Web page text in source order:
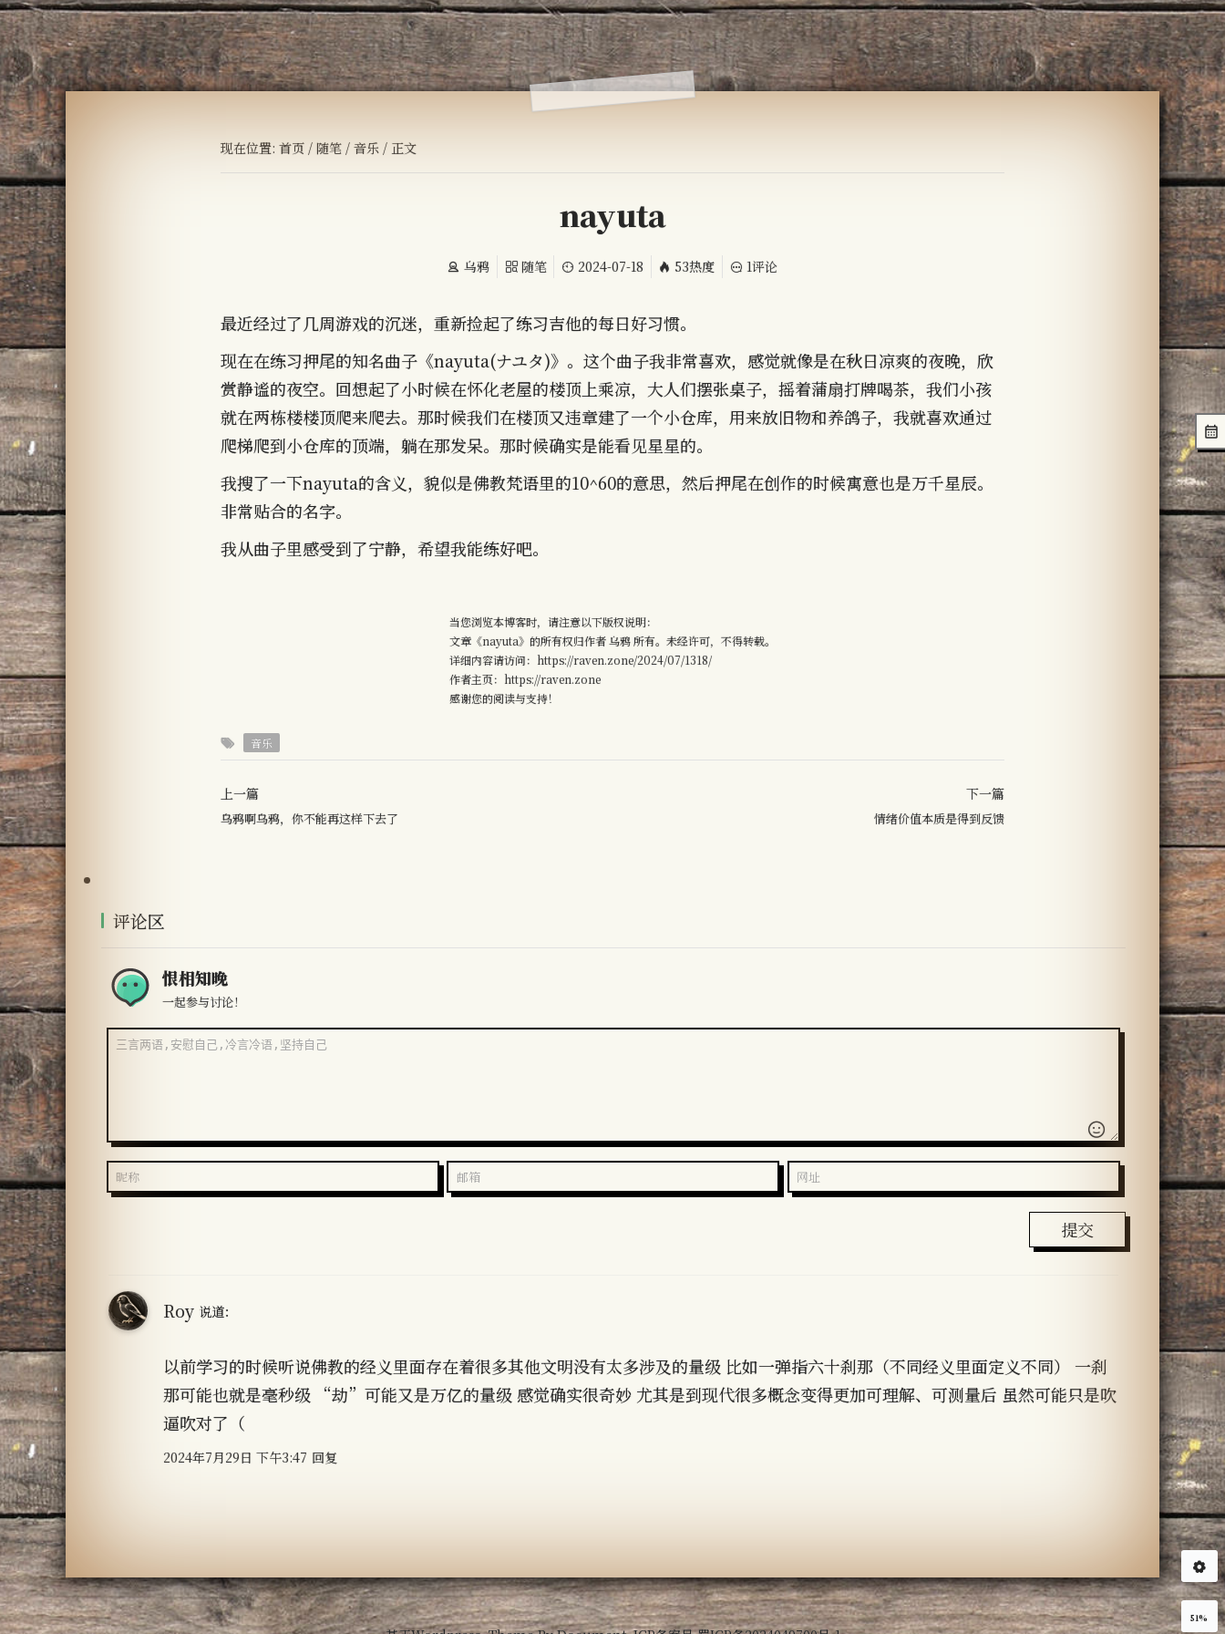
现在位置: 首页 / 随笔 / 音乐 / 正文
nayuta
乌鸦 随笔 2024-07-18 53热度 1评论
最近经过了几周游戏的沉迷，重新捡起了练习吉他的每日好习惯。
现在在练习押尾的知名曲子《nayuta(ナユタ)》。这个曲子我非常喜欢，感觉就像是在秋日凉爽的夜晚，欣
赏静谧的夜空。回想起了小时候在怀化老屋的楼顶上乘凉，大人们摆张桌子，摇着蒲扇打牌喝茶，我们小孩
就在两栋楼楼顶爬来爬去。那时候我们在楼顶又违章建了一个小仓库，用来放旧物和养鸽子，我就喜欢通过
爬梯爬到小仓库的顶端，躺在那发呆。那时候确实是能看见星星的。
我搜了一下nayuta的含义，貌似是佛教梵语里的10^60的意思，然后押尾在创作的时候寓意也是万千星辰。
非常贴合的名字。
我从曲子里感受到了宁静，希望我能练好吧。
当您浏览本博客时，请注意以下版权说明：
文章《nayuta》的所有权归作者 乌鸦 所有。未经许可，不得转载。
详细内容请访问：https://raven.zone/2024/07/1318/
作者主页：https://raven.zone
感谢您的阅读与支持！
音乐
上一篇
乌鸦啊乌鸦，你不能再这样下去了
下一篇
情绪价值本质是得到反馈
评论区
恨相知晚
一起参与讨论！
提交
Roy 说道：
2024年7月29日 下午3:47
以前学习的时候听说佛教的经义里面存在着很多其他文明没有太多涉及的量级 比如一弹指六十刹那（不同经义里面定义不同） 一刹
那可能也就是毫秒级 “劫”可能又是万亿的量级 感觉确实很奇妙 尤其是到现代很多概念变得更加可理解、可测量后 虽然可能只是吹
逼吹对了（
回复
51%